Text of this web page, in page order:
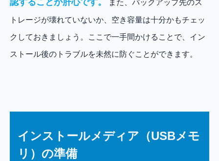
認することが肝心です。 また、バックアップ先のス
トレージが壊れていないか、空き容量は十分かもチェッ
クしておきましょう。ここで一手間かけることで、イン
ストール後のトラブルを未然に防ぐことができます。
インストールメディア（USBメモ
リ）の準備